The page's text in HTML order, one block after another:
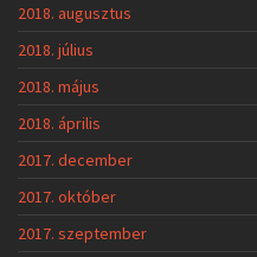
2018. augusztus
2018. július
2018. május
2018. április
2017. december
2017. október
2017. szeptember